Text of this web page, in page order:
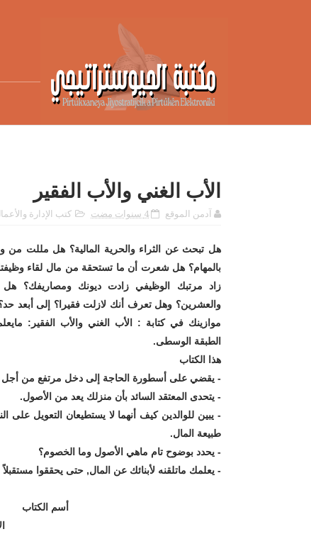
الأب الغني والأب الفقير
آدمن الموقع 4 سنوات مضت كتب الإدارة
هل تبحث عن الثراء والحرية المالية؟ هل مللت
بالمهام؟ هل شعرت أن ما تستحقة من مال لقاء
زاد مرتبك الوظيفي زادت ديونك ومصاريفك؟ هل
والعشرين؟ وهل تعرف أنك لازلت فقيرا؟ إلى أبعد
موازينك في كتابة : الأب الغني والأب الفقير: مايعلمه
الطبقة الوسطى.
هذا الكتاب
- يقضي على أسطورة الحاجة إلى دخل مرتفع من أجل
- يتحدى المعتقد السائد بأن منزلك يعد من الأصول.
- يبين للوالدين كيف أنهما لا يستطيعان التعويل على
طبيعة المال.
- يحدد بوضوح تام ماهي الأصول وما الخصوم؟
- يعلمك ماتلقنه لأبنائك عن المال, حتى يحققوا مستقبلاً
أسم الكتاب